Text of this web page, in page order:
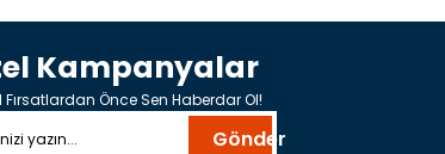
Kampanyalar
Fırsatlardan Önce Sen Haberdar Ol!
Gönder